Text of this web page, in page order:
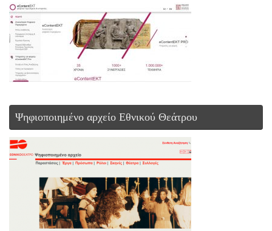
Ψηφιοποιημένο αρχείο Εθνικού Θεάτρου